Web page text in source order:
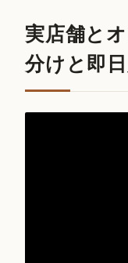
実店舗と
分けと即